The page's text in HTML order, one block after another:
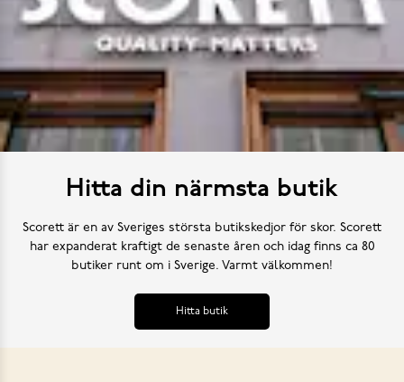
Hitta din närmsta butik
Scorett är en av Sveriges största butikskedjor för skor. Scorett
har expanderat kraftigt de senaste åren och idag finns ca 80
butiker runt om i Sverige. Varmt välkommen!
Hitta butik